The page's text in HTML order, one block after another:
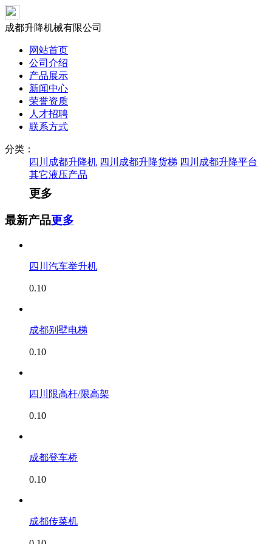
成都升降机械有限公司
网站首页
公司介绍
产品展示
新闻中心
荣誉资质
人才招聘
联系方式
分类：
四川成都升降机 四川成都升降货梯 四川成都升降平台
其它液压产品
更多
最新产品更多
四川汽车举升机
0.10
成都别墅电梯
0.10
四川限高杆/限高架
0.10
成都登车桥
0.10
成都传菜机